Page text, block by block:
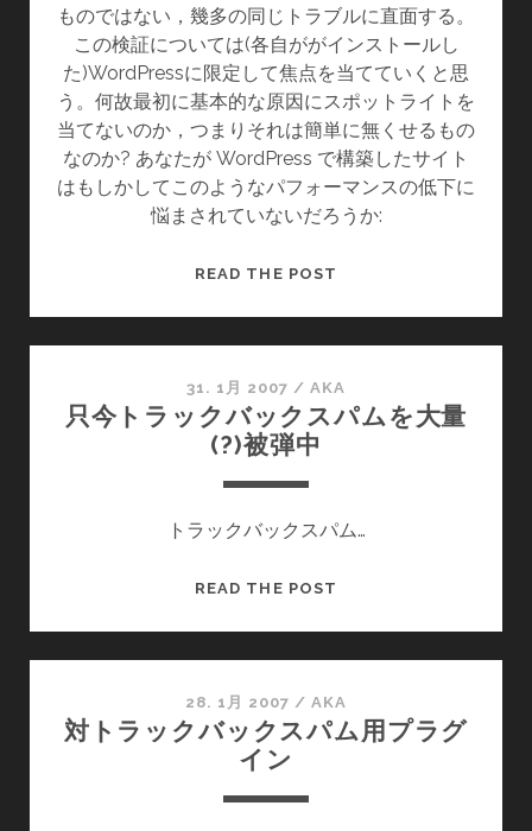
ものではない，幾多の同じトラブルに直面する。
この検証については(各自ががインストールし
た)WordPressに限定して焦点を当てていくと思
う。何故最初に基本的な原因にスポットライトを
当てないのか，つまりそれは簡単に無くせるもの
なのか? あなたが WordPress で構築したサイト
はもしかしてこのようなパフォーマンスの低下に
悩まされていないだろうか:
READ THE POST
OF
YOUR
WORDPRESS
マ
ン
31. 1月 2007 /AKA
只今トラックバックスパムを大量
(?)被弾中
トラックバックスパム…
READ THE POST
ッ
ク
28. 1月 2007 /AKA
対トラックバックスパム用プラグ
イン